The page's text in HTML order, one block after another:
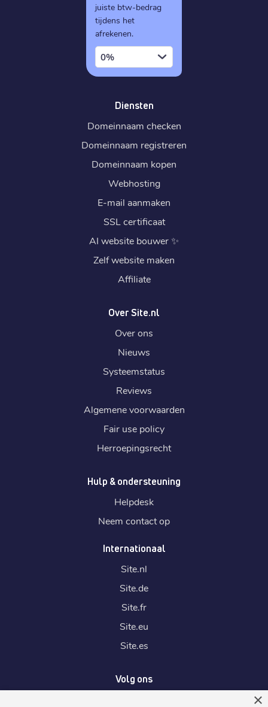
juiste btw-bedrag
tijdens het
afrekenen.
0%
Diensten
Domeinnaam checken
Domeinnaam registreren
Domeinnaam kopen
Webhosting
E-mail aanmaken
SSL certificaat
AI website bouwer✨
Zelf website maken
Affiliate
Over Site.nl
Over ons
Nieuws
Systeemstatus
Reviews
Algemene voorwaarden
Fair use policy
Herroepingsrecht
Hulp & ondersteuning
Helpdesk
Neem contact op
Internationaal
Site.nl
Site.de
Site.fr
Site.eu
Site.es
Volg ons
×